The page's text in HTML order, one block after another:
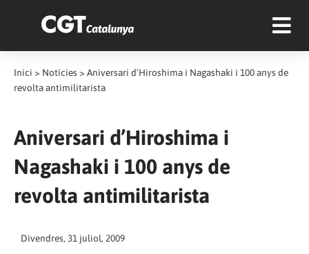
Inici > Notícies > Aniversari d’Hiroshima i Nagashaki i 100 anys de
revolta antimilitarista
Aniversari d’Hiroshima i
Nagashaki i 100 anys de
revolta antimilitarista
Divendres, 31 juliol, 2009